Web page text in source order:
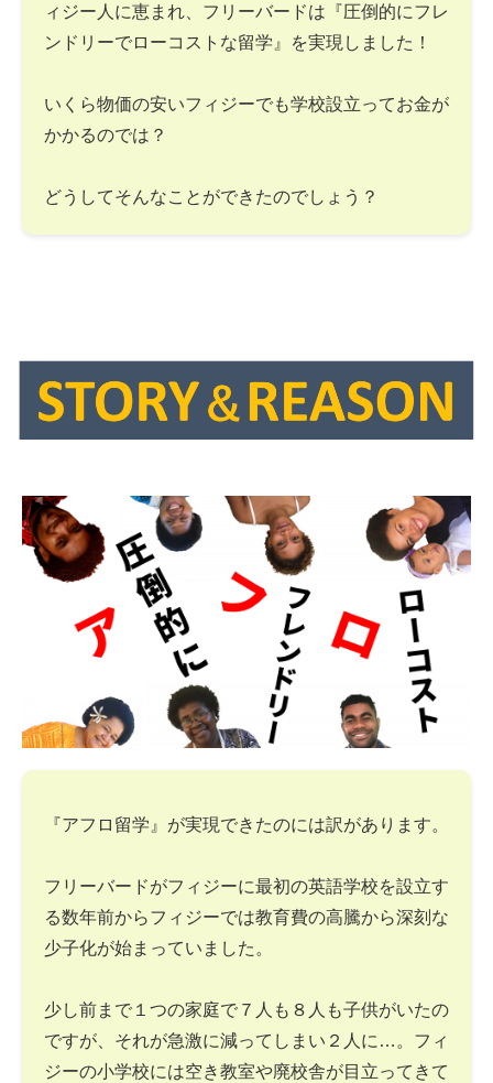
ィジー人に恵まれ、フリーバードは『圧倒的にフレ
ンドリーでローコストな留学』を実現しました！
いくら物価の安いフィジーでも学校設立ってお金が
かかるのでは？
どうしてそんなことができたのでしょう？
『アフロ留学』が実現できたのには訳があります。
フリーバードがフィジーに最初の英語学校を設立す
る数年前からフィジーでは教育費の高騰から深刻な
少子化が始まっていました。
少し前まで１つの家庭で７人も８人も子供がいたの
ですが、それが急激に減ってしまい２人に…。フィ
ジーの小学校には空き教室や廃校舎が目立ってきて